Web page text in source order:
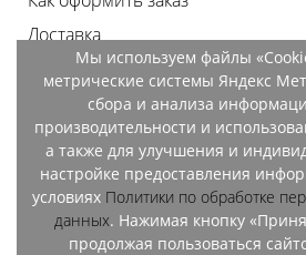
Доставка
Оплата
Возврат
Документы
Контакты
Магазины
Мы используем файлы
метрические системы Яндекс
сбора и анализа
производительности и
а также для улучшения и
настройке предоставления
условиях Политики по обработке
данных. Нажимая кнопку
продолжая пользоваться